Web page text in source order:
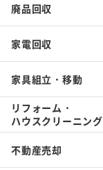
廃品回収
家電回収
家具組立・移動
リフォーム・
ハウスクリーニング
不動産売却